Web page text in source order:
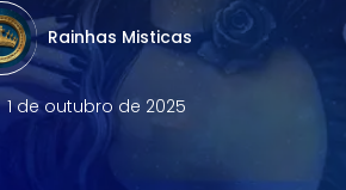
Rainhas Misticas
1 de outubro de 2025